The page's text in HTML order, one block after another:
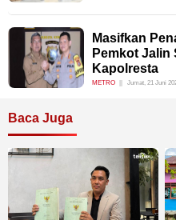
Masifkan
Pemkot Jalin
Kapolresta
METRO Jumat, 21 Juni
Baca Juga